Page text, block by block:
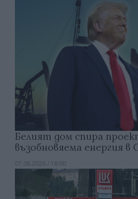
Белият дом спира
възобновяема енергия в
07.08.2026 / 18:00